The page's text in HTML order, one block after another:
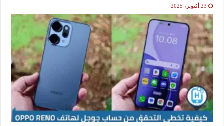
23 أكتوبر، 2025